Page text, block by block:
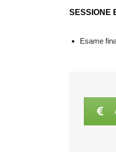
SESSIONE
Esame